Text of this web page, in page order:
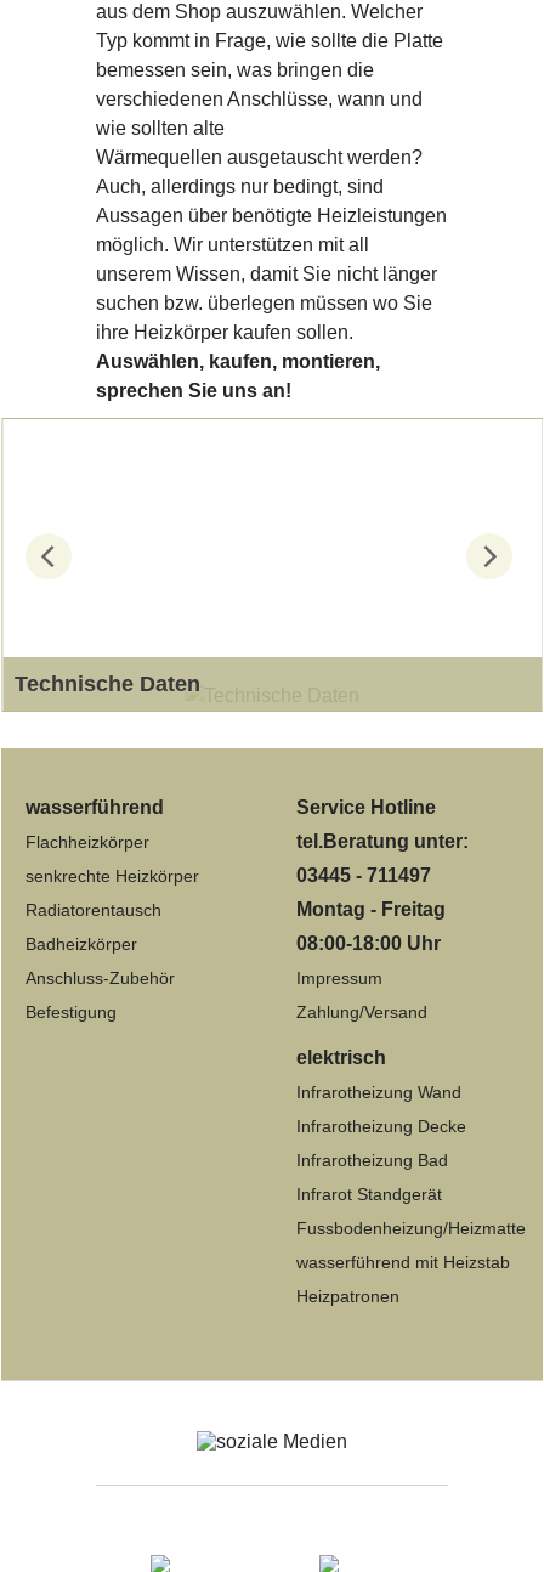
aus dem Shop auszuwählen. Welcher
Typ kommt in Frage, wie sollte die Platte
bemessen sein, was bringen die
verschiedenen Anschlüsse, wann und
wie sollten alte
Wärmequellen ausgetauscht werden?
Auch, allerdings nur bedingt, sind
Aussagen über benötigte Heizleistungen
möglich. Wir unterstützen mit all
unserem Wissen, damit Sie nicht länger
suchen bzw. überlegen müssen wo Sie
ihre Heizkörper kaufen sollen.
Auswählen, kaufen, montieren,
sprechen Sie uns an!
Technische Daten
Service Hotline
tel.Beratung unter:
03445 - 711497
Montag - Freitag
08:00-18:00 Uhr
Impressum
Zahlung/Versand
wasserführend
Flachheizkörper
senkrechte Heizkörper
Radiatorentausch
Badheizkörper
Anschluss-Zubehör
Befestigung
elektrisch
Infrarotheizung Wand
Infrarotheizung Decke
Infrarotheizung Bad
Infrarot Standgerät
Fussbodenheizung/Heizmatte
wasserführend mit Heizstab
Heizpatronen